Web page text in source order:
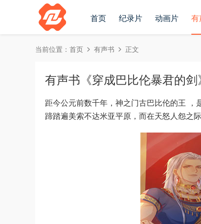
首页 纪录片 动画片 有
当前位置： 首页 有声书 正文
有声书《穿成巴比伦暴君的
距今公元前数千年，神之门古巴比伦的王
蹄踏遍美索不达米亚平原，而在天怒人怨之